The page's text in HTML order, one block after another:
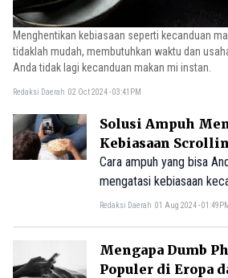
Menghentikan kebiasaan seperti kecanduan
tidaklah mudah, membutuhkan waktu dan
Anda tidak lagi kecanduan makan mi instan.
Redaksi Daerah 02 Oct 2024 - 03:41PM
Solusi Ampuh
Kebiasaan
Berlebihan
Cara ampuh yang bisa
mengatasi kebiasaan
ponsel secara terus
Redaksi Daerah 01 Aug 2024 - 01:49PM
Mengapa Dumb
Populer di Eropa